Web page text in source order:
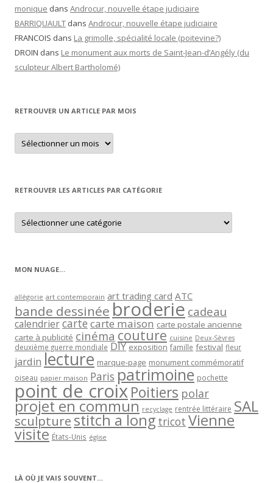
monique dans Androcur, nouvelle étape judiciaire
BARRIQUAULT dans Androcur, nouvelle étape judiciaire
FRANCOIS dans La grimolle, spécialité locale (poitevine?)
DROIN dans Le monument aux morts de Saint-Jean-d’Angély (du
sculpteur Albert Bartholomé)
RETROUVER UN ARTICLE PAR MOIS
Retrouver
un
article
RETROUVER LES ARTICLES PAR CATÉGORIE
Retrouver
les
articles
MON NUAGE…
allégorie art contemporain art trading card ATC
bande dessinée broderie cadeau
calendriercartecarte maison carte postale ancienne
carte à publicité cinéma couture cuisine Deux-Sèvres
deuxième guerre mondiale DIY exposition famille festival fleur
jardin lecture marque-page monument commémoratif
oiseau papier maison Paris patrimoine pochette
point de croixPoitiers polar
projet en commun recyclage rentrée littéraire SAL
sculpturestitch a long tricot Vienne
visite États-Unis église
LÀ OÙ JE VAIS SOUVENT…